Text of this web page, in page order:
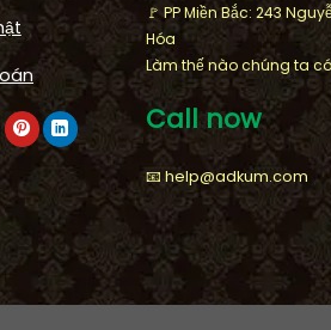
Daisy nổi
Quận 2
Công
waterfall
Thạnh
🚩 PP Miền Bắc: 243
Hóa
Làm thế nào chúng ta
Call now
📧 help@adkum.com